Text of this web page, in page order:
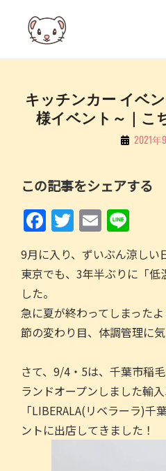
content
キッチンカー イベ
様イベント～｜
By
る
2021年
この記事をシェアする
F
a
c
e
b
o
k
T
w
itt
er
E
m
ai
l
n
e
9月に入り、ずいぶん涼しい
東京でも、3年半ぶりに「低
した。
急に夏が終わってしまった
節の変わり目、体調管理に
さて、9/4・5は、千葉市稲
ランドオープンしました輸
「LIBERALA(リベラーラ)
ントに出店してきました！
投
稿
ゲ
ー
シ
ョ
ン